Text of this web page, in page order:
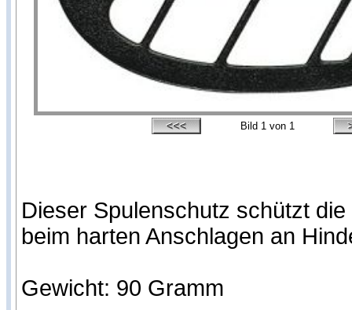
Bild 1von 1
Dieser Spulenschutz schützt
beim harten Anschlagen an
Gewicht: 90 Gramm